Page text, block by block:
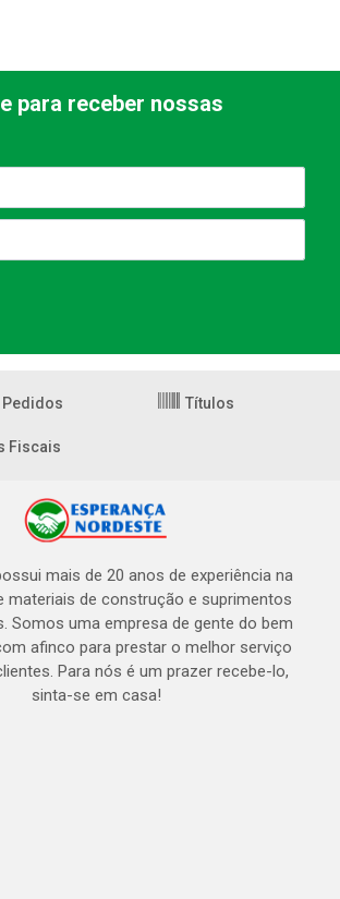
para receber nossas
Títulos
Fiscais
mais de 20 anos de experiência na
materiais de construção e suprimentos
Somos uma empresa de gente do bem
afinco para prestar o melhor serviço
Para nós é um prazer recebe-lo,
sinta-se em casa!